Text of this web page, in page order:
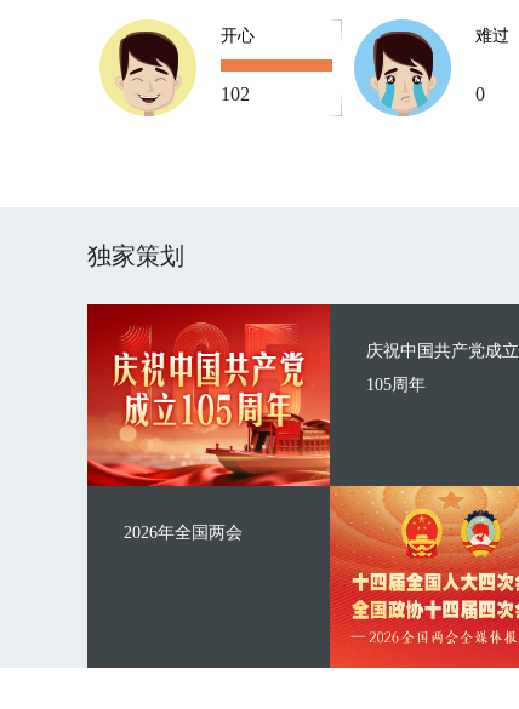
开心
102
难过
0
独家策划
庆祝中国共产党成立
105周年
2026年全国两会